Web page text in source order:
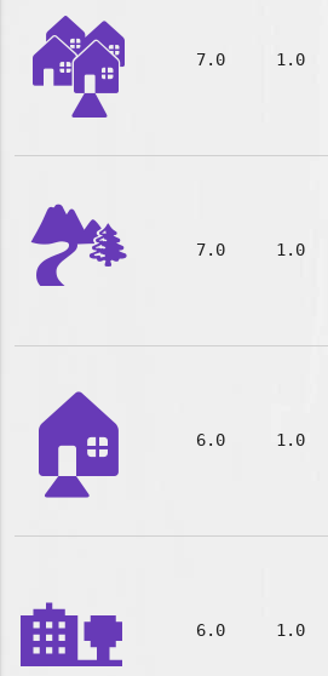
🏘️ 7.0 1.0
🏞️ 7.0 1.0
🏠 6.0 1.0
🏡 6.0 1.0